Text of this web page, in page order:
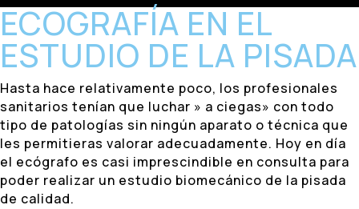
ECOGRAFÍA EN EL
ESTUDIO DE LA PISADA
Hasta hace relativamente poco, los profesionales
sanitarios tenían que luchar » a ciegas» con todo
tipo de patologías sin ningún aparato o técnica que
les permitieras valorar adecuadamente. Hoy en día
el ecógrafo es casi imprescindible en consulta para
poder realizar un estudio biomecánico de la pisada
de calidad.